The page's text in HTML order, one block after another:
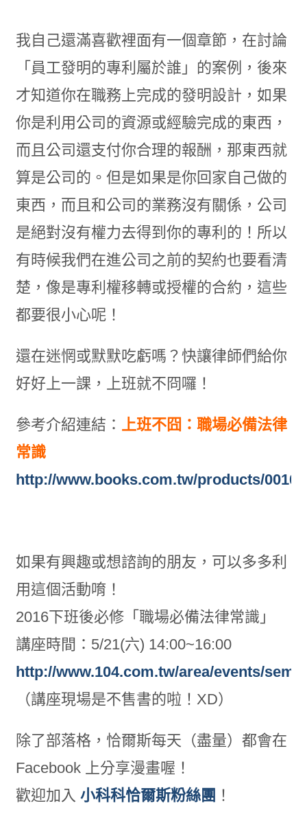
我自己還滿喜歡裡面有一個章節，在討論
「員工發明的專利屬於誰」的案例，後來
才知道你在職務上完成的發明設計，如果
你是利用公司的資源或經驗完成的東西，
而且公司還支付你合理的報酬，那東西就
算是公司的。但是如果是你回家自己做的
東西，而且和公司的業務沒有關係，公司
是絕對沒有權力去得到你的專利的！所以
有時候我們在進公司之前的契約也要看清
楚，像是專利權移轉或授權的合約，這些
都要很小心呢！
還在迷惘或默默吃虧嗎？快讓律師們給你
好好上一課，上班就不冏囉！
參考介紹連結： 上班不囧：職場必備法律
常識
http://www.books.com.tw/products/
如果有興趣或想諮詢的朋友，可以多多利
用這個活動唷！
2016下班後必修「職場必備法律常識」
講座時間：5/21(六) 14:00~16:00
http://www.104.com.tw/area/events/
（講座現場是不售書的啦！ XD）
除了部落格，恰爾斯每天（盡量）都會在
Facebook 上分享漫畫喔！
歡迎加入 小科科恰爾斯粉絲團 ！